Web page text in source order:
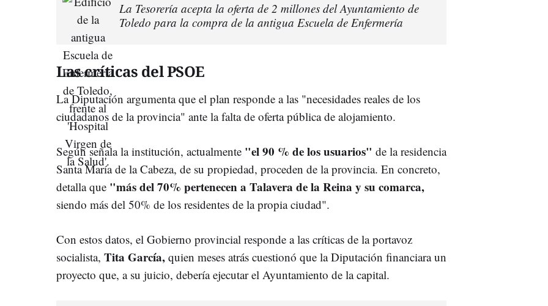
La Tesorería acepta la oferta de 2 millones del Ayuntamiento de
Toledo para la compra de la antigua Escuela de Enfermería
Las críticas del PSOE
La Diputación argumenta que el plan responde a las "necesidades reales de los
ciudadanos de la provincia" ante la falta de oferta pública de alojamiento.
Según señala la institución, actualmente "el 90 % de los usuarios" de la residencia
Santa María de la Cabeza, de su propiedad, proceden de la provincia. En concreto,
detalla que "más del 70% pertenecen a Talavera de la Reina y su comarca,
siendo más del 50% de los residentes de la propia ciudad".
Con estos datos, el Gobierno provincial responde a las críticas de la portavoz
socialista, Tita García, quien meses atrás cuestionó que la Diputación financiara un
proyecto que, a su juicio, debería ejecutar el Ayuntamiento de la capital.